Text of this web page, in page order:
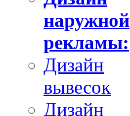
наружной
рекламы:
Дизайн
вывесок
Дизайн